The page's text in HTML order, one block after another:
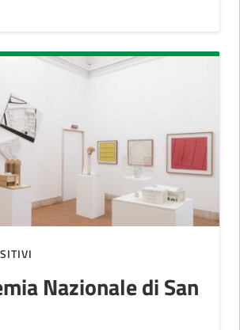
Nazionale di San